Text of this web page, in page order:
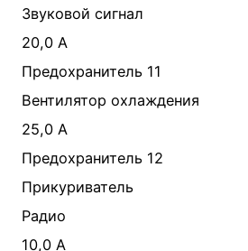
Звуковой сигнал
20,0 A
Предохранитель 11
Вентилятор охлаждения
25,0 A
Предохранитель 12
Прикуриватель
Радио
10,0 A